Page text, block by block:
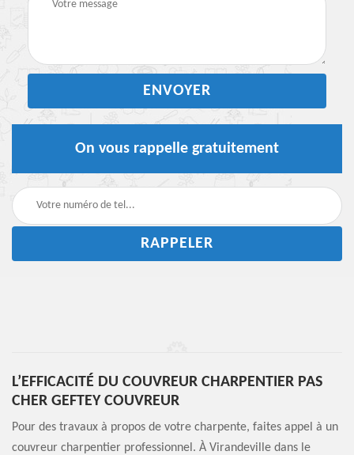
On vous rappelle gratuitement
L’EFFICACITÉ DU COUVREUR CHARPENTIER PAS
CHER GEFTEY COUVREUR
Pour des travaux à propos de votre charpente, faites appel à un
couvreur charpentier professionnel. À Virandeville dans le